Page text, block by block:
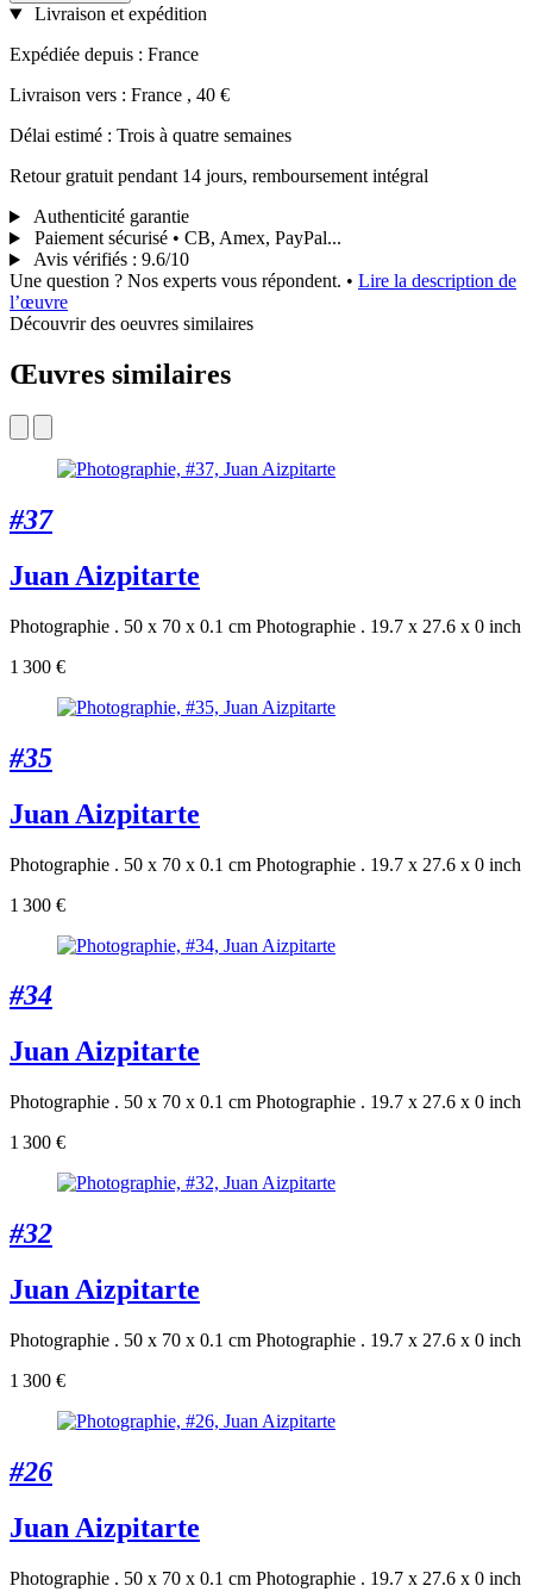
Livraison et expédition
Expédiée depuis : France
Livraison vers : France , 40 €
Délai estimé : Trois à quatre semaines
Retour gratuit pendant 14 jours, remboursement intégral
Authenticité garantie
Paiement sécurisé • CB, Amex, PayPal...
Avis vérifiés : 9.6/10
Une question ? Nos experts vous répondent. • Lire la description de
l’œuvre
Découvrir des oeuvres similaires
Œuvres similaires
#37
Juan Aizpitarte
Photographie . 50 x 70 x 0.1 cm Photographie . 19.7 x 27.6 x 0 inch
1 300 €
#35
Juan Aizpitarte
Photographie . 50 x 70 x 0.1 cm Photographie . 19.7 x 27.6 x 0 inch
1 300 €
#34
Juan Aizpitarte
Photographie . 50 x 70 x 0.1 cm Photographie . 19.7 x 27.6 x 0 inch
1 300 €
#32
Juan Aizpitarte
Photographie . 50 x 70 x 0.1 cm Photographie . 19.7 x 27.6 x 0 inch
1 300 €
#26
Juan Aizpitarte
Photographie . 50 x 70 x 0.1 cm Photographie . 19.7 x 27.6 x 0 inch